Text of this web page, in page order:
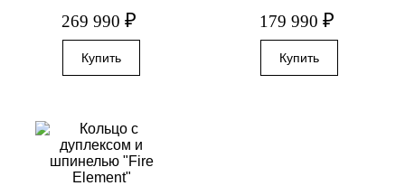
269 990₽
179 990 ₽